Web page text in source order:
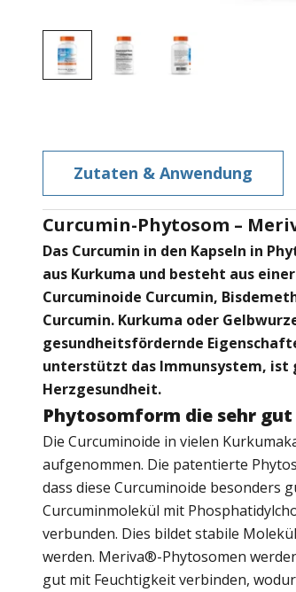
Zutaten & Anwendung
Curcumin-Phytosom –
Das Curcumin in den Kapseln in
aus Kurkuma und besteht aus
Curcuminoide Curcumin,
Curcumin. Kurkuma oder
gesundheitsfördernde
unterstützt das Immunsystem,
Herzgesundheit.
Phytosomform die sehr
Die Curcuminoide in vielen
aufgenommen. Die patentierte
dass diese Curcuminoide besonders
Curcuminmolekül mit
verbunden. Dies bildet stabile
werden. Meriva®-Phytosomen
gut mit Feuchtigkeit verbinden,